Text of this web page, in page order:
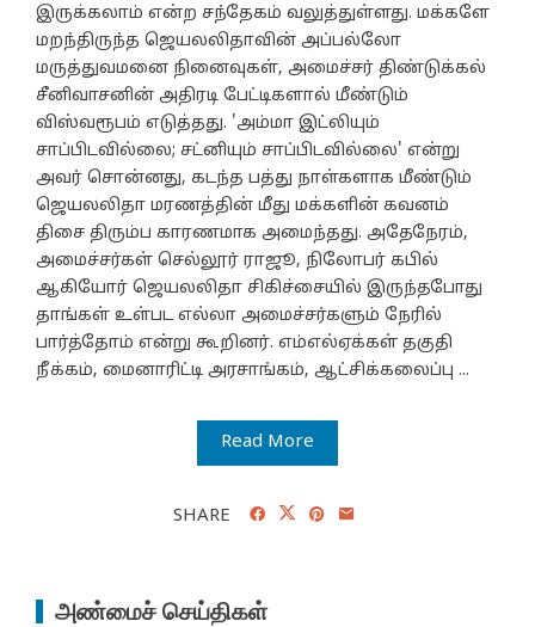
இருக்கலாம் என்ற சந்தேகம் வலுத்துள்ளது. மக்களே
மறந்திருந்த ஜெயலலிதாவின் அப்பல்லோ
மருத்துவமனை நினைவுகள், அமைச்சர் திண்டுக்கல்
சீனிவாசனின் அதிரடி பேட்டிகளால் மீண்டும்
விஸ்வரூபம் எடுத்தது. 'அம்மா இட்லியும்
சாப்பிடவில்லை; சட்னியும் சாப்பிடவில்லை' என்று
அவர் சொன்னது, கடந்த பத்து நாள்களாக மீண்டும்
ஜெயலலிதா மரணத்தின் மீது மக்களின் கவனம்
திசை திரும்ப காரணமாக அமைந்தது. அதேநேரம்,
அமைச்சர்கள் செல்லூர் ராஜூ, நிலோபர் கபில்
ஆகியோர் ஜெயலலிதா சிகிச்சையில் இருந்தபோது
தாங்கள் உள்பட எல்லா அமைச்சர்களும் நேரில்
பார்த்தோம் என்று கூறினர். எம்எல்ஏக்கள் தகுதி
நீக்கம், மைனாரிட்டி அரசாங்கம், ஆட்சிக்கலைப்பு ...
Read More
SHARE
அண்மைச் செய்திகள்